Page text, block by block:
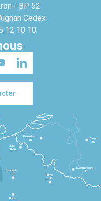
- BP 52
Cedex
12 10 10
Paris
Beauvais
1h
Reims
2h45
Lille
2h30
Bruxelles
3h
Bonn
5h
Luxembourg
4h